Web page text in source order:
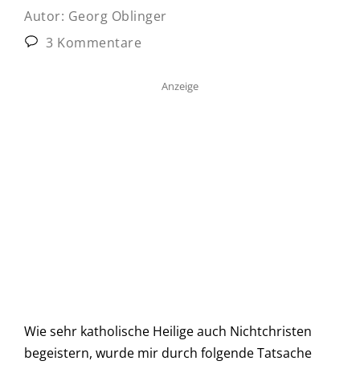
Autor: Georg Oblinger
3 Kommentare
Anzeige
Wie sehr katholische Heilige auch Nichtchristen
begeistern, wurde mir durch folgende Tatsache